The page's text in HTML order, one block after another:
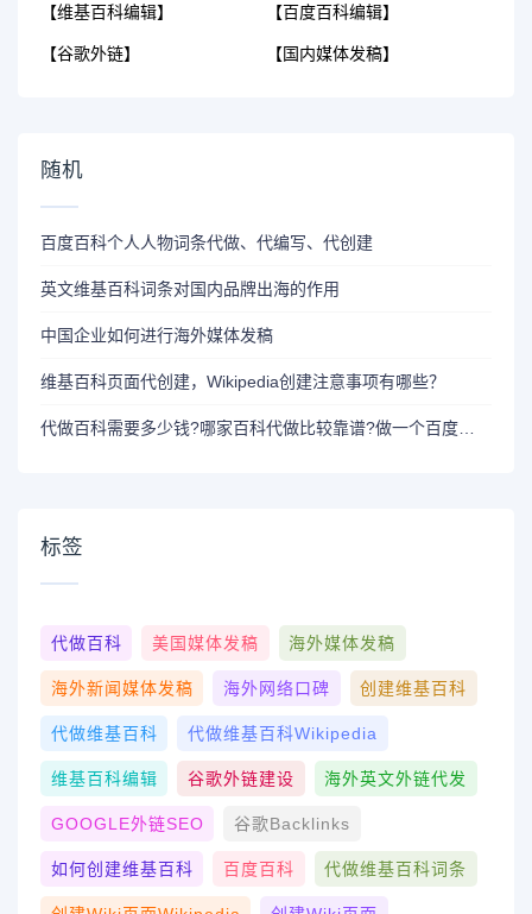
【维基百科编辑】
【谷歌外链】
【百度百科编辑】
【国内媒体发稿】
随机
百度百科个人人物词条代做、代编写、代创建
英文维基百科词条对国内品牌出海的作用
中国企业如何进行海外媒体发稿
维基百科页面代创建，Wikipedia创建注意事项有哪些？
代做百科需要多少钱?哪家百科代做比较靠谱?做一个百度百科多少费用,如何找百度百科代做品牌百科
标签
代做百科 美国媒体发稿 海外媒体发稿
海外新闻媒体发稿 海外网络口碑 创建维基百科
代做维基百科 代做维基百科wikipedia
维基百科编辑 谷歌外链建设 海外英文外链代发
GOOGLE外链SEO 谷歌Backlinks
如何创建维基百科 百度百科 代做维基百科词条